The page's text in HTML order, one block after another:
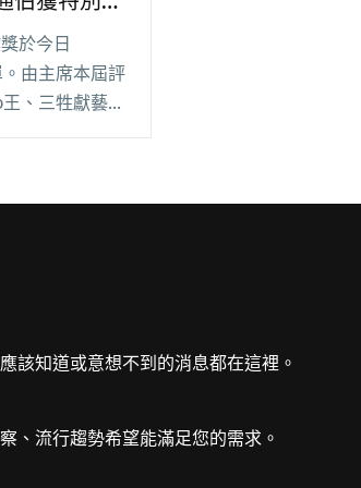
於今日
。由主席本屆評
、三牲獻藝、
5 位具有重要意
該知道或意想不到的消息都在這裡。
、流行趨勢希望能滿足您的需求。